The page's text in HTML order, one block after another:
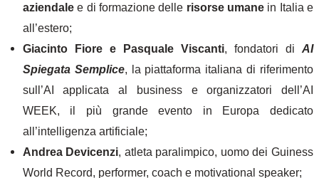
aziendalee di formazione delle risorse umanein Italia e
all’estero;
Giacinto Fiore e Pasquale Viscanti, fondatori diAI
Spiegata Semplice, la piattaforma italiana di riferimento
sull’AI applicata al business e organizzatori dell’AI
WEEK, il più grande evento in Europa dedicato
all’intelligenza artificiale;
Andrea Devicenzi, atleta paralimpico, uomo dei Guiness
World Record, performer, coach e motivational speaker;